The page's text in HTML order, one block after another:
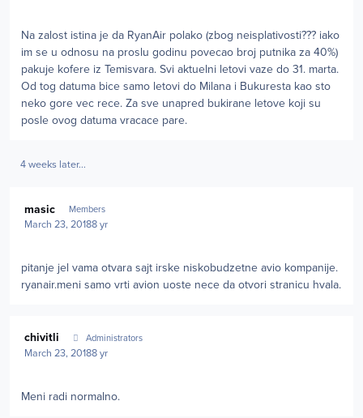
Na zalost istina je da RyanAir polako (zbog neisplativosti??? iako
im se u odnosu na proslu godinu povecao broj putnika za 40%)
pakuje kofere iz Temisvara. Svi aktuelni letovi vaze do 31. marta.
Od tog datuma bice samo letovi do Milana i Bukuresta kao sto
neko gore vec rece. Za sve unapred bukirane letove koji su
posle ovog datuma vracace pare.
4 weeks later...
masic Members
March 23, 20188 yr
pitanje jel vama otvara sajt irske niskobudzetne avio kompanije.
ryanair.meni samo vrti avion uoste nece da otvori stranicu hvala.
chivitli Administrators
March 23, 20188 yr
Meni radi normalno.